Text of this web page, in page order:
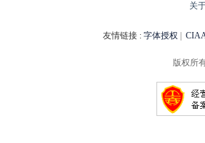
关
友情链接 : 字体授权
版权所